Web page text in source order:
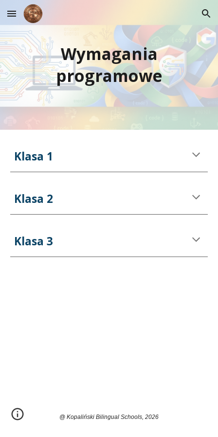
Skip to main content Skip to navigation
Wymagania
programowe
Klasa 1
Klasa 2
Klasa 3
@ Kopaliński Bilingual Schools, 2026